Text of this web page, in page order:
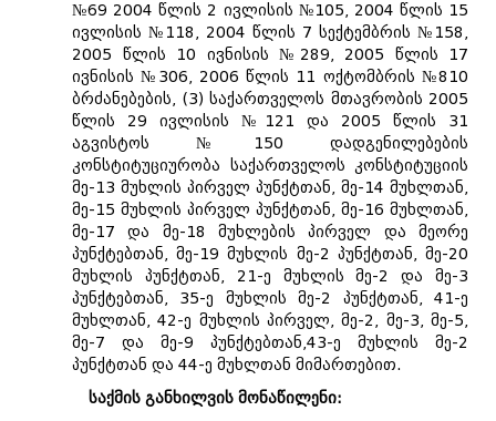
№69 2004 წლის 2 ივლისის №105, 2004 წლის 15
ივლისის №118, 2004 წლის 7 სექტემბრის №158,
2005 წლის 10 ივნისის №289, 2005 წლის 17
ივნისის №306, 2006 წლის 11 ოქტომბრის №810
ბრძანებების, (3) საქართველოს მთავრობის 2005
წლის 29 ივლისის №121 და 2005 წლის 31
აგვისტოს №150 დადგენილებების
კონსტიტუციურობა საქართველოს კონსტიტუციის
მე-13 მუხლის პირველ პუნქტთან, მე-14 მუხლთან,
მე-15 მუხლის პირველ პუნქტთან, მე-16 მუხლთან,
მე-17 და მე-18 მუხლების პირველ და მეორე
პუნქტებთან, მე-19 მუხლის მე-2 პუნქტთან, მე-20
მუხლის პუნქტთან, 21-ე მუხლის მე-2 და მე-3
პუნქტებთან, 35-ე მუხლის მე-2 პუნქტთან, 41-ე
მუხლთან, 42-ე მუხლის პირველ, მე-2, მე-3, მე-5,
მე-7 და მე-9 პუნქტებთან,43-ე მუხლის მე-2
პუნქტთან და 44-ე მუხლთან მიმართებით.
საქმის განხილვის მონაწილენი: